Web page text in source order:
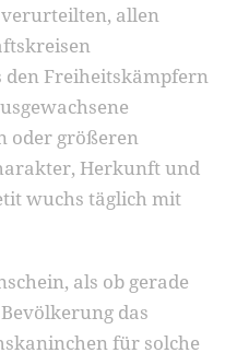
allen
den Freiheitskämpfern
oder größeren
Herkunft und
wuchs täglich mit
als ob gerade
das
für solche